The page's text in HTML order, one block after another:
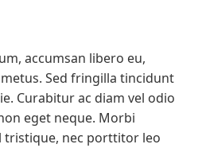
accumsan libero eu,
Sed fringilla tincidunt
Curabitur ac diam vel odio
eget neque. Morbi
tristique, nec porttitor leo